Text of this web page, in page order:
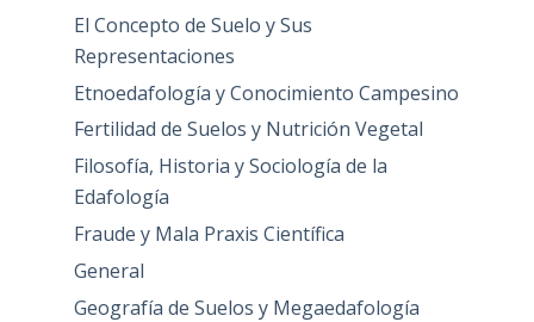
El Concepto de Suelo y Sus
Representaciones
Etnoedafología y Conocimiento Campesino
Fertilidad de Suelos y Nutrición Vegetal
Filosofía, Historia y Sociología de la
Edafología
Fraude y Mala Praxis Científica
General
Geografía de Suelos y Megaedafología